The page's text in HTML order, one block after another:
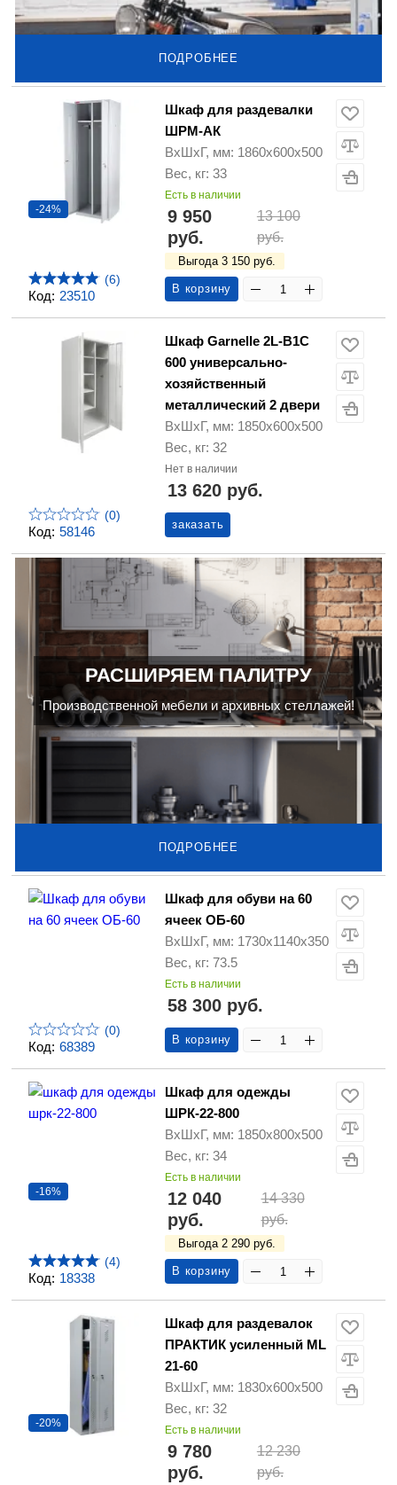
ПОДРОБНЕЕ
Код: 23510
-24%
(6)
Шкаф для раздевалки
ШРМ-АК
ВхШхГ, мм: 1860х600х500
Вес, кг: 33
Есть в наличии
9 950
руб.
13 100
руб.
Выгода 3 150 руб.
В корзину
Код: 58146
(0)
Шкаф Garnelle 2L-B1C
600 универсально-
хозяйственный
металлический 2 двери
ВхШхГ, мм: 1850х600х500
Вес, кг: 32
Нет в наличии
13 620 руб.
заказать
РАСШИРЯЕМ ПАЛИТРУ
Производственной мебели и архивных стеллажей!
ПОДРОБНЕЕ
Код: 68389
(0)
Шкаф для обуви на 60
ячеек ОБ-60
ВхШхГ, мм: 1730х1140х350
Вес, кг: 73.5
Есть в наличии
58 300 руб.
В корзину
Код: 18338
-16%
(4)
Шкаф для одежды
ШРК-22-800
ВхШхГ, мм: 1850х800х500
Вес, кг: 34
Есть в наличии
12 040
руб.
14 330
руб.
Выгода 2 290 руб.
В корзину
-20%
Шкаф для раздевалок
ПРАКТИК усиленный ML
21-60
ВхШхГ, мм: 1830х600х500
Вес, кг: 32
Есть в наличии
9 780
руб.
12 230
руб.